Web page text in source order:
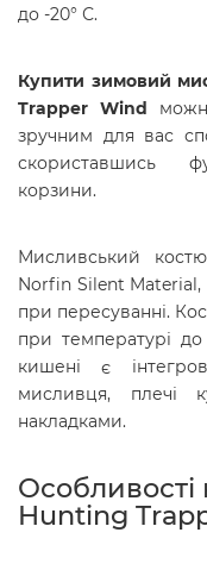
до -20° С.
Купити зимовий
Trapper Wind
зручним для вас
скориставшись
корзини.
Мисливський
Norfin Silent Material,
при пересуванні.
при температурі
кишені є
мисливця, плечі
накладками.
Hunting